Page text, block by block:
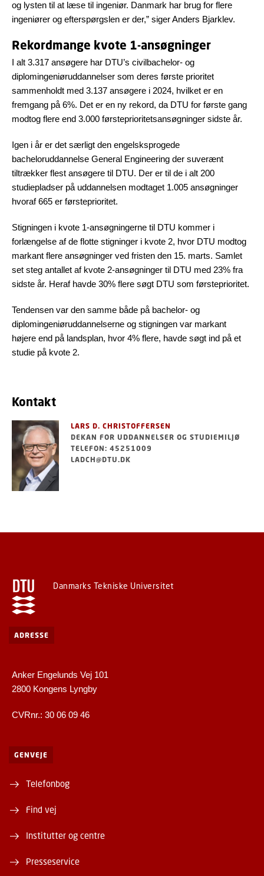
og lysten til at læse til ingeniør. Danmark har brug for flere
ingeniører og efterspørgslen er der,” siger Anders Bjarklev.
Rekordmange kvote 1-ansøgninger
I alt 3.317 ansøgere har DTU’s civilbachelor- og
diplomingeniøruddannelser som deres første prioritet
sammenholdt med 3.137 ansøgere i 2024, hvilket er en
fremgang på 6%. Det er en ny rekord, da DTU for første gang
modtog flere end 3.000 førsteprioritetsansøgninger sidste år.
Igen i år er det særligt den engelsksprogede
bacheloruddannelse General Engineering der suverænt
tiltrækker flest ansøgere til DTU. Der er til de i alt 200
studiepladser på uddannelsen modtaget 1.005 ansøgninger
hvoraf 665 er førsteprioritet.
Stigningen i kvote 1-ansøgningerne til DTU kommer i
forlængelse af de flotte stigninger i kvote 2, hvor DTU modtog
markant flere ansøgninger ved fristen den 15. marts. Samlet
set steg antallet af kvote 2-ansøgninger til DTU med 23% fra
sidste år. Heraf havde 30% flere søgt DTU som førsteprioritet.
Tendensen var den samme både på bachelor- og
diplomingeniøruddannelserne og stigningen var markant
højere end på landsplan, hvor 4% flere, havde søgt ind på et
studie på kvote 2.
Kontakt
LARS D. CHRISTOFFERSEN
DEKAN FOR UDDANNELSER OG STUDIEMILJØ
TELEFON: 45251009
LADCH@DTU.DK
Danmarks Tekniske Universitet
ADRESSE
Anker Engelunds Vej 101
2800 Kongens Lyngby
CVRnr.: 30 06 09 46
GENVEJE
Telefonbog
Find vej
Institutter og centre
Presseservice